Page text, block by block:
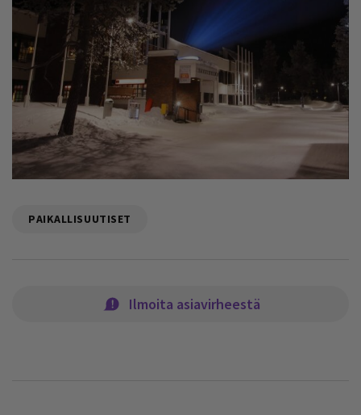
PAIKALLISUUTISET
Ilmoita asiavirheestä